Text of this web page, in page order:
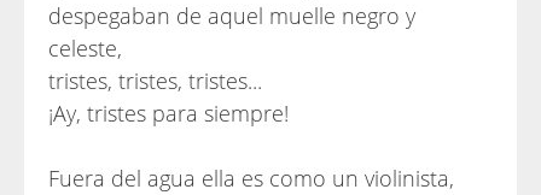
despegaban de aquel muelle negro y
celeste,
tristes, tristes, tristes...
¡Ay, tristes para siempre!
Fuera del agua ella es como un violinista,